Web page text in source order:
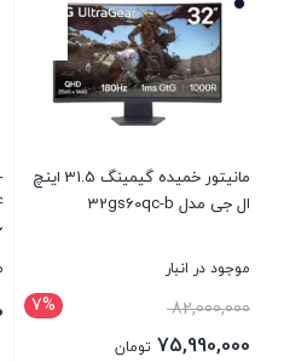
مانیتور خمیده گیمینگ 31.5 اینچ
ال جی مدل 32gs60qc-b
موجود در انبار
7% 82,000,000
75,990,000 تومان